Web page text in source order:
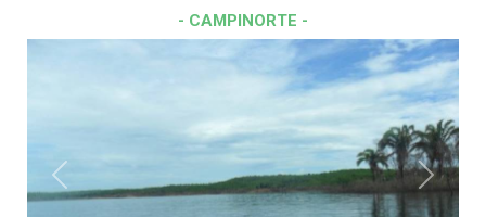
- CAMPINORTE -
Previous Next